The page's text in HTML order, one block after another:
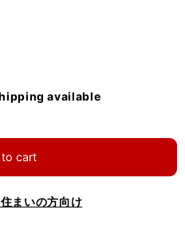
available
cart
まいの方向け